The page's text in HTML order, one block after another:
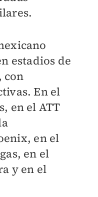
estadios de
con
En el
en el ATT
en el
en el
y en el